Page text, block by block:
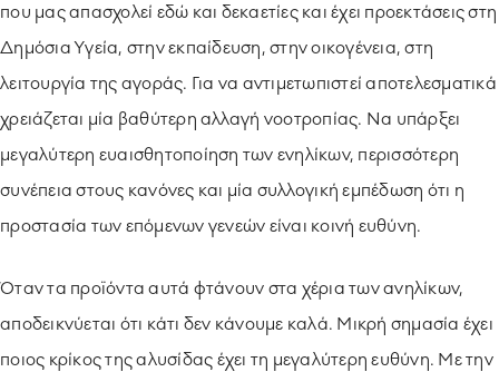
που μας απασχολεί εδώ και δεκαετίες και έχει προεκτάσεις στη
Δημόσια Υγεία, στην εκπαίδευση, στην οικογένεια, στη
λειτουργία της αγοράς. Για να αντιμετωπιστεί αποτελεσματικά
χρειάζεται μία βαθύτερη αλλαγή νοοτροπίας. Να υπάρξει
μεγαλύτερη ευαισθητοποίηση των ενηλίκων, περισσότερη
συνέπεια στους κανόνες και μία συλλογική εμπέδωση ότι η
προστασία των επόμενων γενεών είναι κοινή ευθύνη.
Όταν τα προϊόντα αυτά φτάνουν στα χέρια των ανηλίκων,
αποδεικνύεται ότι κάτι δεν κάνουμε καλά. Μικρή σημασία έχει
ποιος κρίκος της αλυσίδας έχει τη μεγαλύτερη ευθύνη. Με την